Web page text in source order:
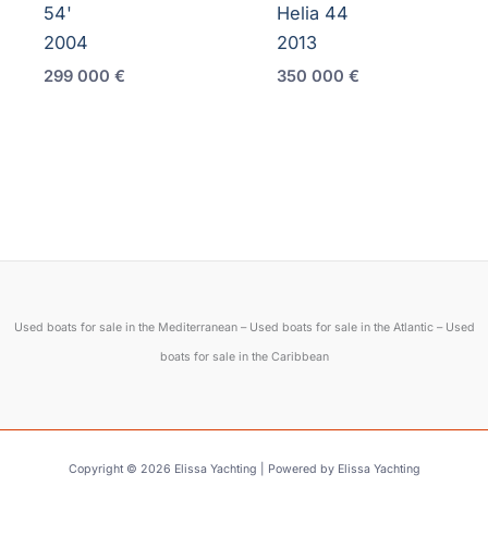
54'
2004
299 000 €
Helia 44
2013
350 000 €
Used boats for sale in the Mediterranean – Used boats for sale in the Atlantic – Used
boats for sale in the Caribbean
Copyright © 2026 Elissa Yachting | Powered by Elissa Yachting